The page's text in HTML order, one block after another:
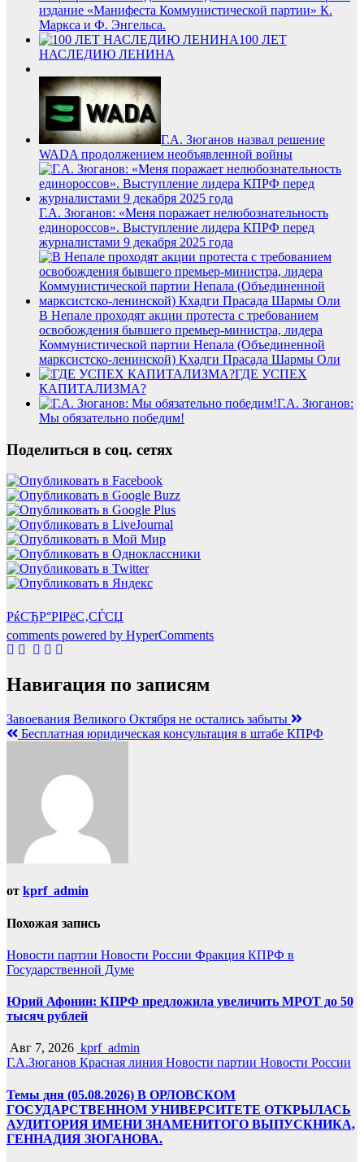
издание «Манифеста Коммунистической партии» К.
Маркса и Ф. Энгельса.
100 ЛЕТ
НАСЛЕДИЮ ЛЕНИНА
Г.А. Зюганов назвал решение
WADA продолжением необъявленной войны
Г.А. Зюганов: «Меня поражает нелюбознательность
единороссов». Выступление лидера КПРФ перед
журналистами 9 декабря 2025 года
В Непале проходят акции протеста с требованием
освобождения бывшего премьер-министра, лидера
Коммунистической партии Непала (Объединенной
марксистско-ленинской) Кхадги Прасада Шармы Оли
ГДЕ УСПЕХ
КАПИТАЛИЗМА?
Г.А. Зюганов:
Мы обязательно победим!
Поделиться в соц. сетях
РќСЂР°РІРёС‚СЃСЏ
comments powered by HyperComments
Навигация по записям
Завоевания Великого Октября не остались забыты
Бесплатная юридическая консультация в штабе КПРФ
от kprf_admin
Похожая запись
Новости партии Новости России Фракция КПРФ в
Государственной Думе
Юрий Афонин: КПРФ предложила увеличить МРОТ до 50
тысяч рублей
Авг 7, 2026 kprf_admin
Г.А.Зюганов Красная линия Новости партии Новости России
Темы дня (05.08.2026) В ОРЛОВСКОМ
ГОСУДАРСТВЕННОМ УНИВЕРСИТЕТЕ ОТКРЫЛАСЬ
АУДИТОРИЯ ИМЕНИ ЗНАМЕНИТОГО ВЫПУСКНИКА,
ГЕННАДИЯ ЗЮГАНОВА.